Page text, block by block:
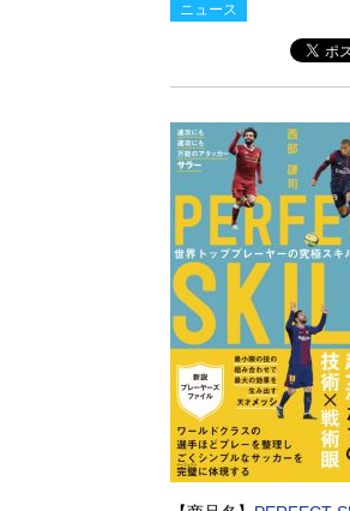
ニュース